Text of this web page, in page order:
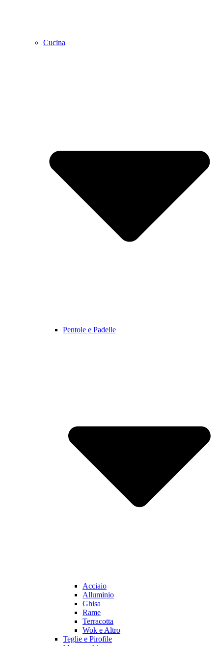
Cucina
Pentole e Padelle
Acciaio
Alluminio
Ghisa
Rame
Terracotta
Wok e Altro
Teglie e Pirofile